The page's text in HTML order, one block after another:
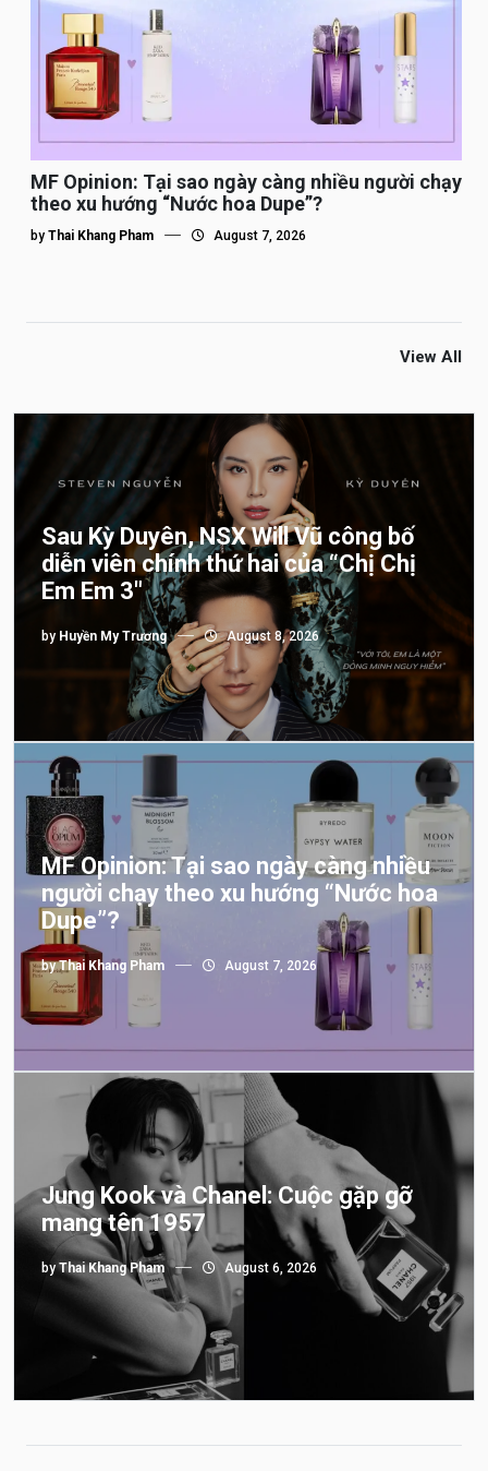
MF Opinion: Tại sao ngày càng nhiều người chạy
theo xu hướng “Nước hoa Dupe”?
by Thai Khang Pham August 7, 2026
View All
Sau Kỳ Duyên, NSX Will Vũ công bố
diễn viên chính thứ hai của “Chị Chị
Em Em 3″
by Huyền My Trương August 8, 2026
MF Opinion: Tại sao ngày càng nhiều
người chạy theo xu hướng “Nước hoa
Dupe”?
byThai Khang Pham August 7, 2026
Jung Kook và Chanel: Cuộc gặp gỡ
mang tên 1957
byThai Khang Pham August 6, 2026